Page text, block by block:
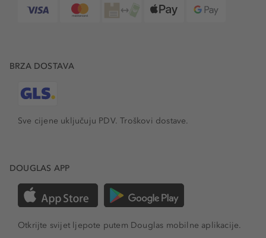
BRZA DOSTAVA
Sve cijene uključuju PDV.Troškovi dostave.
DOUGLAS APP
Otkrijte svijet ljepote putem Douglas mobilne aplikacije.